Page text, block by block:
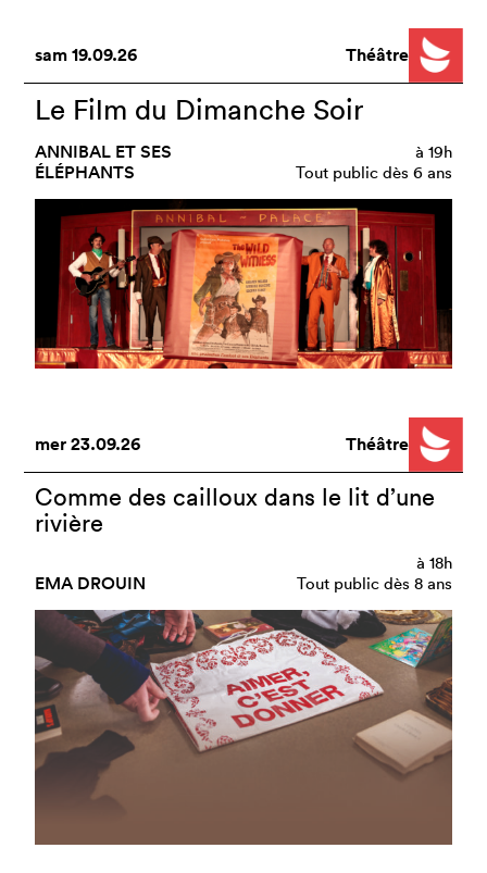
sam19.09.26 Théâtre
Le Film du Dimanche Soir
ANNIBAL ET SES
ÉLÉPHANTS
à 19h
Tout public dès 6 ans
mer23.09.26 Théâtre
Comme des cailloux dans le lit d’une
rivière
EMA DROUIN
à 18h
Tout public dès 8 ans